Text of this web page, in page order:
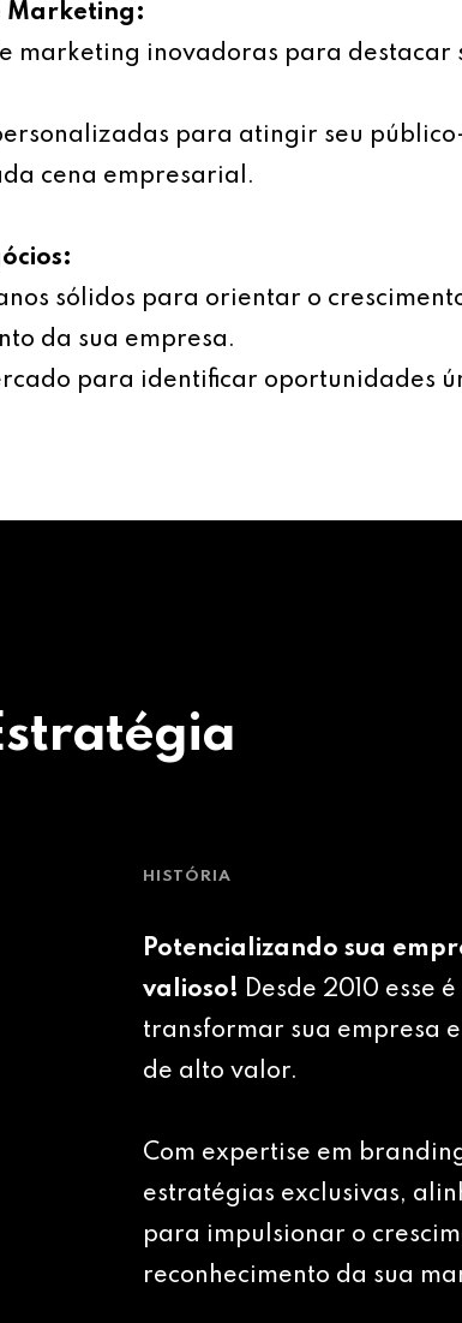
Marketing:
marketing inovadoras para destacar
para atingir seu
cena empresarial.
sólidos para orientar o
da sua empresa.
para identificar oportunidades
HISTÓRIA
Potencializando sua
valioso! Desde 2010 esse
transformar sua empresa
de alto valor.
Com expertise em
estratégias exclusivas,
para impulsionar o
reconhecimento da sua